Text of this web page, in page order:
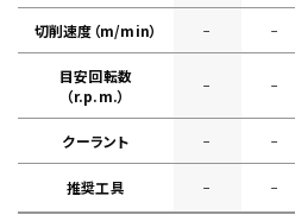
切削速度（m/min） − −
目安回転数
（r.p.m.）
− −
クーラント − −
推奨工具 − −